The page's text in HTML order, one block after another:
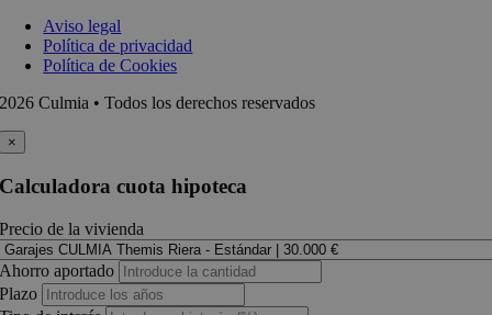
Aviso legal
Política de privacidad
Política de Cookies
2026 Culmia • Todos los derechos reservados
×
Calculadora cuota hipoteca
Precio de la vivienda
Ahorro aportado
Plazo